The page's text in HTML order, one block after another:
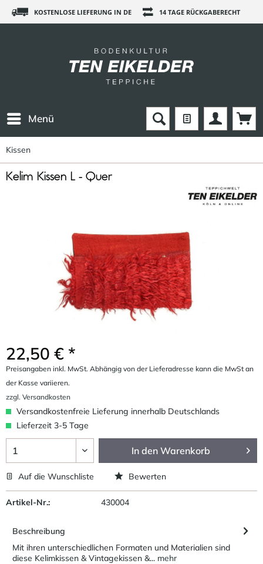
KOSTENLOSE LIEFERUNG IN DE 14 TAGE RÜCKGABERECHT
Menü
Kissen
Kelim Kissen L - Quer
22,50 € *
Preisangaben inkl. MwSt. Abhängig von der Lieferadresse kann die MwSt an
der Kasse variieren.
zzgl. Versandkosten
Versandkostenfreie Lieferung innerhalb Deutschlands
Lieferzeit 3-5 Tage
In den Warenkorb
Auf die Wunschliste Bewerten
Artikel-Nr.: 430004
Beschreibung
Mit ihren unterschiedlichen Formaten und Materialien sind
diese Kelimkissen & Vintagekissen &... mehr